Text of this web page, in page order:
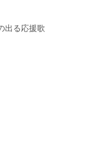
出る応援歌